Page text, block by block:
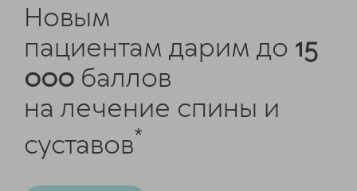
Новым
пациентам дарим до 15
000 баллов
на лечение спины и
суставов*